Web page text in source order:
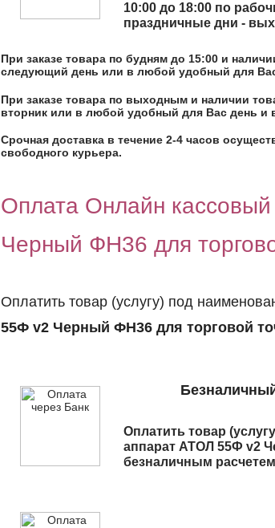
10:00 до 18:00 по
праздничные дни -
При заказе товара по будням до 15:00 и
следующий день или в любой удобный для
При заказе товара по выходным и наличии
вторник или в любой удобный для Вас день и
Срочная доставка в течение 2-4 часов
свободного курьера.
Оплата Онлайн
Черный ФН36 для
Оплатить товар (услугу) под
55Ф v2 Черный ФН36 для торговой
Оплатить товар
аппарат АТОЛ 55Ф v2
безналичным